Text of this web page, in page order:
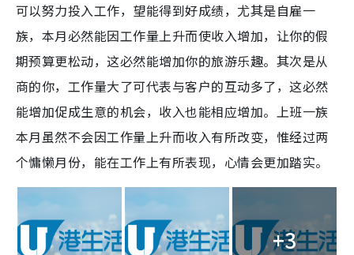
可以努力投入工作，望能得到好成绩，尤其是自雇一
族，本月必然能因工作量上升而使收入增加，让你的假
期预算更松动，这必然能增加你的旅游乐趣。其次是从
商的你，工作量大了可代表与客户的互动多了，这必然
能增加促成生意的机会，收入也能相应增加。上班一族
本月虽然不会因工作量上升而收入有所改变，惟经过两
个慵懒月份，能在工作上有所表现，心情会更加踏实。
+3